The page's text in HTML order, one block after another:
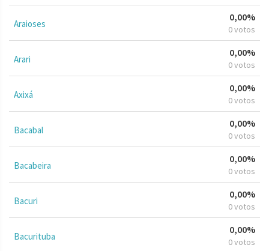
Araioses
0,00%
0 votos
Arari
0,00%
0 votos
Axixá
0,00%
0 votos
Bacabal
0,00%
0 votos
Bacabeira
0,00%
0 votos
Bacuri
0,00%
0 votos
Bacurituba
0,00%
0 votos